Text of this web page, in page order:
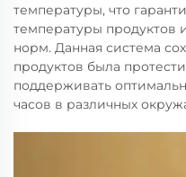
температуры, что
температуры продуктов
норм. Данная система
продуктов была
поддерживать
часов в различных